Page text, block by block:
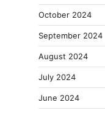
October 2024
September 2024
August 2024
July 2024
June 2024